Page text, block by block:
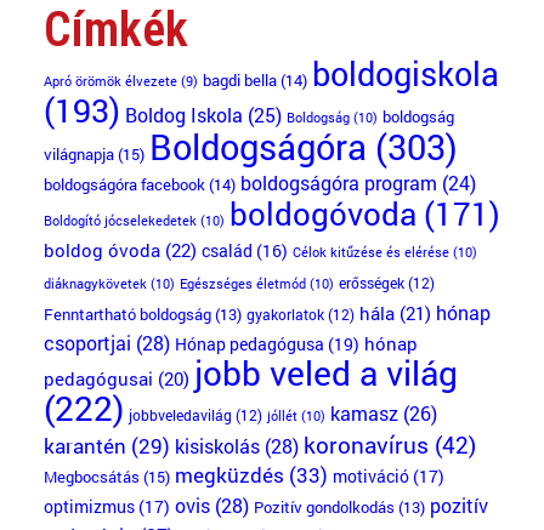
Címkék
Apró örömök élvezete(9) bagdi bella(14) boldogiskola
(193) Boldog Iskola (25) Boldogság(10) boldogság
világnapja(15) Boldogságóra (303)
boldogságóra facebook(14) boldogságóra program (24)
Boldogító jócselekedetek (10) boldogóvoda (171)
boldog óvoda(22) család (16) Célok kitűzése és elérése(10)
diáknagykövetek (10) Egészséges életmód(10) erősségek(12)
Fenntartható boldogság(13) gyakorlatok(12) hála(21) hónap
csoportjai (28) Hónap pedagógusa (19) hónap
pedagógusai (20) jobb veled a világ
(222) jobbveledavilág (12) jóllét(10) kamasz(26)
karantén (29) kisiskolás(28) koronavírus (42)
Megbocsátás (15) megküzdés (33) motiváció(17)
optimizmus(17) ovis(28) Pozitív gondolkodás (13) pozitív